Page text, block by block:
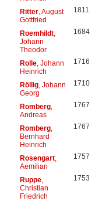
Ritter, August
Gottfried
1811
Roemhildt,
Johann
Theodor
1684
Rolle, Johann
Heinrich
1716
Röllig, Johann
Georg
1710
Romberg,
Andreas
1767
Romberg,
Bernhard
Heinrich
1767
Rosengart,
Aemilian
1757
Ruppe,
Christian
Friedrich
1753